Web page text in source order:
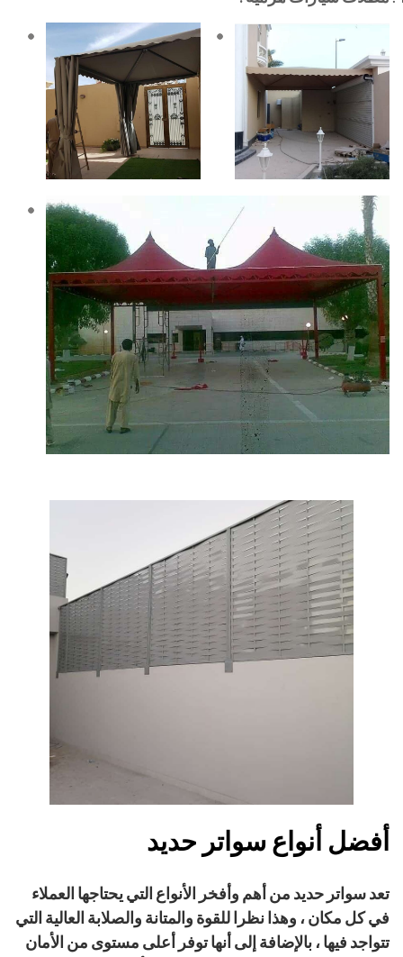
أفضل أنواع سواتر حديد
تعد سواتر حديد من أهم وأفخر الأنواع التي يحتاجها العملاء
في كل مكان ، وهذا نظرا للقوة والمتانة والصلابة العالية التي
تتواجد فيها ، بالإضافة إلى أنها توفر أعلى مستوى من الأمان